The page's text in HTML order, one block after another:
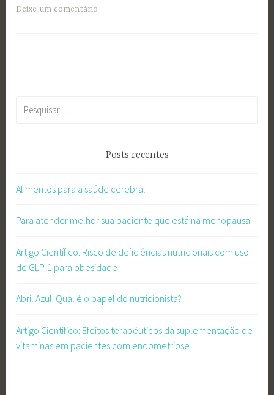
Deixe um comentário
Posts recentes
Alimentos para a saúde cerebral
Para atender melhor sua paciente que está na menopausa
Artigo Científico: Risco de deficiências nutricionais com uso
de GLP-1 para obesidade
Abril Azul: Qual é o papel do nutricionista?
Artigo Científico: Efeitos terapêuticos da suplementação de
vitaminas em pacientes com endometriose